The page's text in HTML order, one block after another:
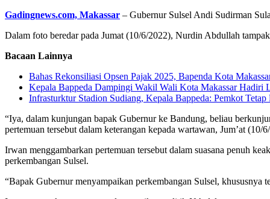
Gadingnews.com, Makassar – Gubernur Sulsel Andi Sudirman
Dalam foto beredar pada Jumat (10/6/2022), Nurdin Abdullah
Bacaan Lainnya
Bahas Rekonsiliasi Opsen Pajak 2025, Bapenda Kota
Kepala Bappeda Dampingi Wakil Wali Kota Makassar Hadiri
Infrasturktur Stadion Sudiang, Kepala Bappeda: Pemkot
“Iya, dalam kunjungan bapak Gubernur ke Bandung, beliau
pertemuan tersebut dalam keterangan kepada wartawan, Jum’at (10/
Irwan menggambarkan pertemuan tersebut dalam suasana penuh
perkembangan Sulsel.
“Bapak Gubernur menyampaikan perkembangan Sulsel,